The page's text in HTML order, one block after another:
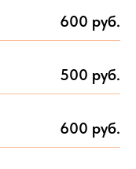
600 руб.
500 руб.
600 руб.